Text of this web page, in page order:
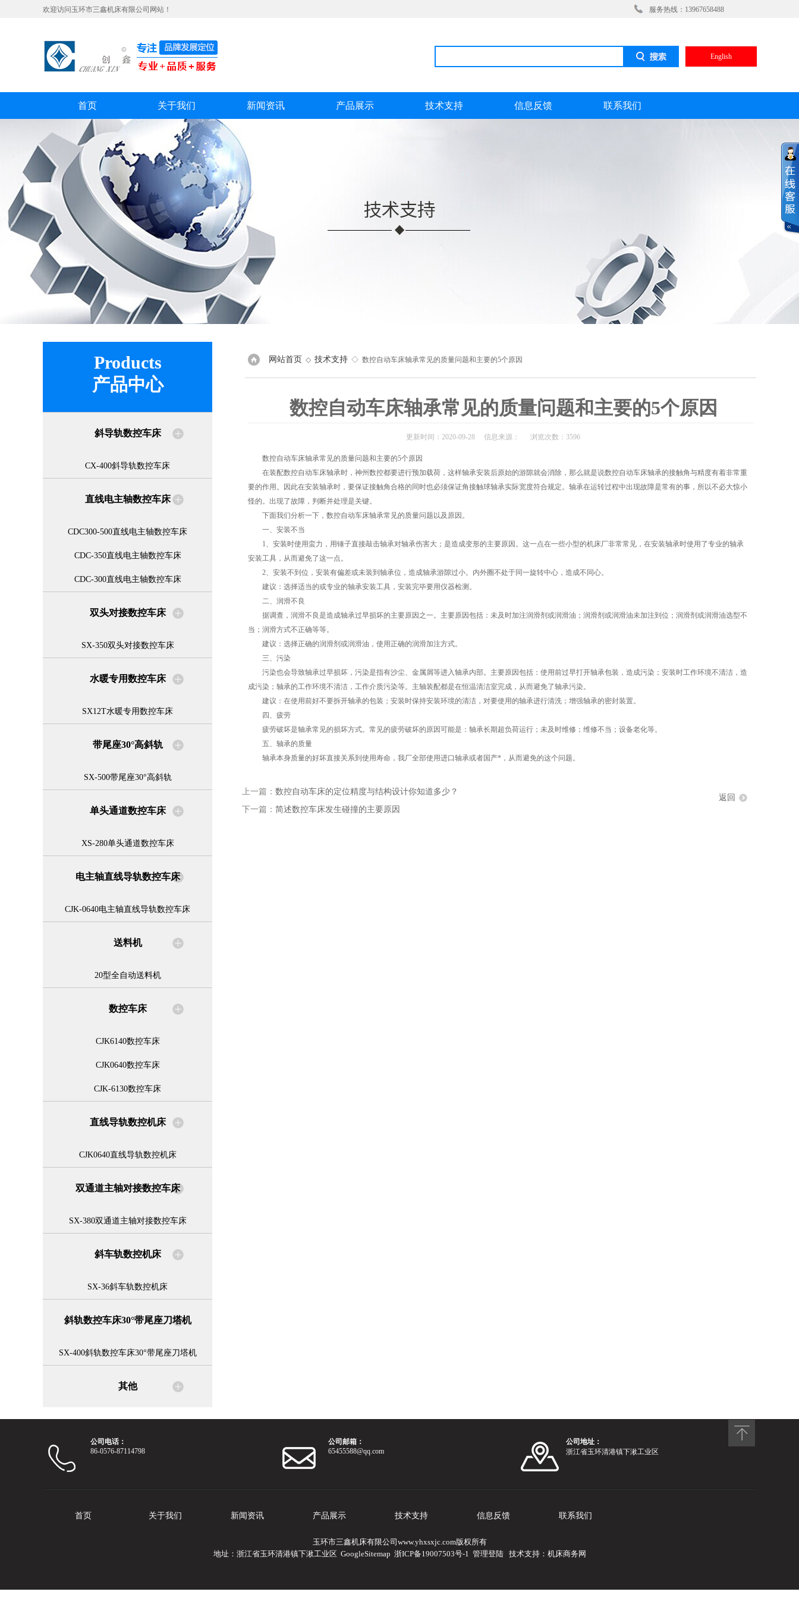
欢迎访问玉环市三鑫机床有限公司网站！ 服务热线：13967658488
English
首页 关于我们 新闻资讯 产品展示 技术支持 信息反馈 联系我们
Products
产品中心
斜导轨数控车床
CX-400斜导轨数控车床
直线电主轴数控车床
CDC300-500直线电主轴数控车床
CDC-350直线电主轴数控车床
CDC-300直线电主轴数控车床
双头对接数控车床
SX-350双头对接数控车床
水暖专用数控车床
SX12T水暖专用数控车床
带尾座30°高斜轨
SX-500带尾座30°高斜轨
单头通道数控车床
XS-280单头通道数控车床
电主轴直线导轨数控车床
CJK-0640电主轴直线导轨数控车床
送料机
20型全自动送料机
数控车床
CJK6140数控车床
CJK0640数控车床
CJK-6130数控车床
直线导轨数控机床
CJK0640直线导轨数控机床
双通道主轴对接数控车床
SX-380双通道主轴对接数控车床
斜车轨数控机床
SX-36斜车轨数控机床
斜轨数控车床30°带尾座刀塔机
SX-400斜轨数控车床30°带尾座刀塔机
其他
网站首页 ◇ 技术支持 ◇ 数控自动车床轴承常见的质量问题和主要的5个原因
数控自动车床轴承常见的质量问题和主要的5个原因
更新时间：2020-09-28 信息来源： 浏览次数：3596
数控自动车床轴承常见的质量问题和主要的5个原因
在装配数控自动车床轴承时，神州数控都要进行预加载荷，这样轴承安装后原始的游隙就会消除，那么就是说数控自动车床轴承的接触角与精度有着非常重
要的作用。因此在安装轴承时，要保证接触角合格的同时也必须保证角接触球轴承实际宽度符合规定。轴承在运转过程中出现故障是常有的事，所以不必大惊小
怪的。出现了故障，判断并处理是关键。
下面我们分析一下，数控自动车床轴承常见的质量问题以及原因。
一、安装不当
1、安装时使用蛮力，用锤子直接敲击轴承对轴承伤害大；是造成变形的主要原因。这一点在一些小型的机床厂非常常见，在安装轴承时使用了专业的轴承
安装工具，从而避免了这一点。
2、安装不到位，安装有偏差或未装到轴承位，造成轴承游隙过小。内外圈不处于同一旋转中心，造成不同心。
建议：选择适当的或专业的轴承安装工具，安装完毕要用仪器检测。
二、润滑不良
据调查，润滑不良是造成轴承过早损坏的主要原因之一。主要原因包括：未及时加注润滑剂或润滑油；润滑剂或润滑油未加注到位；润滑剂或润滑油选型不
当；润滑方式不正确等等。
建议：选择正确的润滑剂或润滑油，使用正确的润滑加注方式。
三、污染
污染也会导致轴承过早损坏，污染是指有沙尘、金属屑等进入轴承内部。主要原因包括：使用前过早打开轴承包装，造成污染；安装时工作环境不清洁，造
成污染；轴承的工作环境不清洁，工作介质污染等。主轴装配都是在恒温清洁室完成，从而避免了轴承污染。
建议：在使用前好不要拆开轴承的包装；安装时保持安装环境的清洁，对要使用的轴承进行清洗；增强轴承的密封装置。
四、疲劳
疲劳破坏是轴承常见的损坏方式。常见的疲劳破坏的原因可能是：轴承长期超负荷运行；未及时维修；维修不当；设备老化等。
五、轴承的质量
轴承本身质量的好坏直接关系到使用寿命，我厂全部使用进口轴承或者国产*，从而避免的这个问题。
上一篇： 数控自动车床的定位精度与结构设计你知道多少？
下一篇： 简述数控车床发生碰撞的主要原因
返回
公司电话：
86-0576-87114798
公司邮箱：
65455588@qq.com
公司地址：
浙江省玉环清港镇下湫工业区
首页 关于我们 新闻资讯 产品展示 技术支持 信息反馈 联系我们
玉环市三鑫机床有限公司www.yhxsxjc.com版权所有
地址：浙江省玉环清港镇下湫工业区 GoogleSitemap 浙ICP备19007503号-1 管理登陆技术支持： 机床商务网